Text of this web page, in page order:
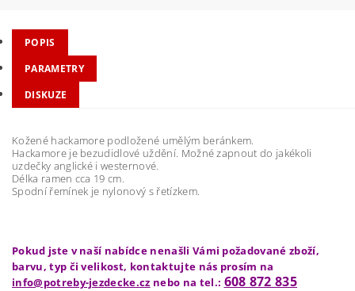
POPIS
PARAMETRY
DISKUZE
Kožené hackamore podložené umělým beránkem.
Hackamore je bezudidlové uždění. Možné zapnout do jakékoli
uzdečky anglické i westernové.
Délka ramen cca 19 cm.
Spodní řemínek je nylonový s řetízkem.
Pokud jste v naší nabídce nenašli Vámi požadované zboží,
barvu, typ či velikost, kontaktujte nás prosím na
info@potreby-jezdecke.cz nebo na tel.: 608 872 835